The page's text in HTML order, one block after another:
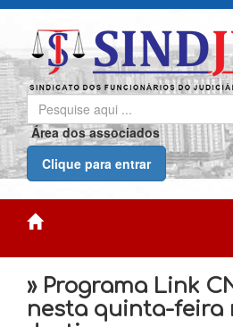
Área dos associados
Clique para entrar
» Programa Link
nesta quinta-feira